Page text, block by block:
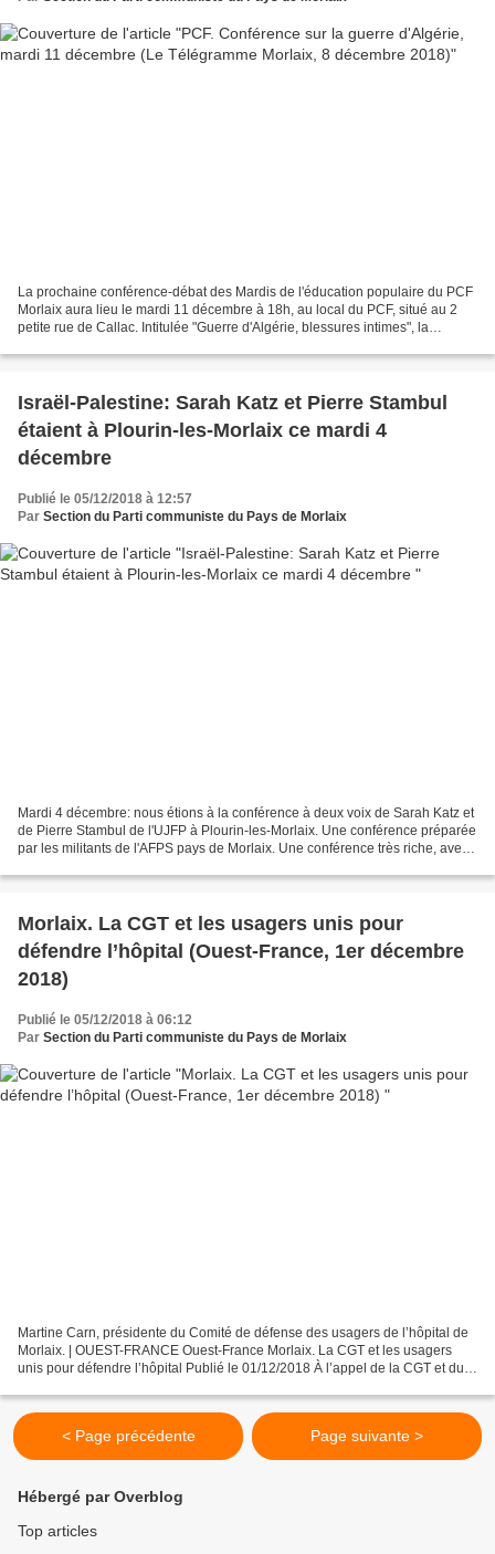
La prochaine conférence-débat des Mardis de l'éducation populaire du PCF
Morlaix aura lieu le mardi 11 décembre à 18h, au local du PCF, situé au 2
petite rue de Callac. Intitulée "Guerre d'Algérie, blessures intimes", la
Israël-Palestine: Sarah Katz et Pierre Stambul
étaient à Plourin-les-Morlaix ce mardi 4
décembre
Publié le 05/12/2018 à 12:57
Par Section du Parti communiste du Pays de Morlaix
Mardi 4 décembre: nous étions à la conférence à deux voix de Sarah Katz et
de Pierre Stambul de l'UJFP à Plourin-les-Morlaix. Une conférence préparée
par les militants de l'AFPS pays de Morlaix. Une conférence très riche, avec
Morlaix. La CGT et les usagers unis pour
défendre l’hôpital (Ouest-France, 1er décembre
2018)
Publié le 05/12/2018 à 06:12
Par Section du Parti communiste du Pays de Morlaix
Martine Carn, présidente du Comité de défense des usagers de l’hôpital de
Morlaix. | OUEST-FRANCE Ouest-France Morlaix. La CGT et les usagers
unis pour défendre l’hôpital Publié le 01/12/2018 À l’appel de la CGT et du
< Page précédente Page suivante >
Hébergé par Overblog
Top articles